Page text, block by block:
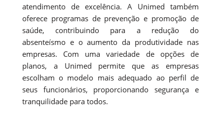
atendimento de excelência. A Unimed também
oferece programas de prevenção e promoção de
saúde, contribuindo para a redução do
absenteísmo e o aumento da produtividade nas
empresas. Com uma variedade de opções de
planos, a Unimed permite que as empresas
escolham o modelo mais adequado ao perfil de
seus funcionários, proporcionando segurança e
tranquilidade para todos.